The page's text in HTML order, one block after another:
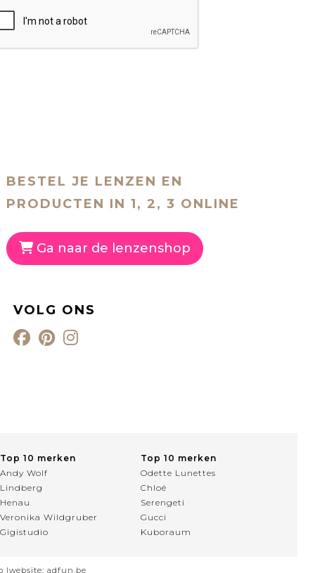
BESTEL JE LENZEN EN
PRODUCTEN IN 1, 2, 3 ONLINE
Ga naar de lenzenshop
VOLG ONS
Top 10 merken
Andy Wolf
Lindberg
Henau
Veronika Wildgruber
Gigistudio
Top 10 merken
Odette Lunettes
Chloé
Serengeti
Gucci
Kuboraum
|website: adfun.be